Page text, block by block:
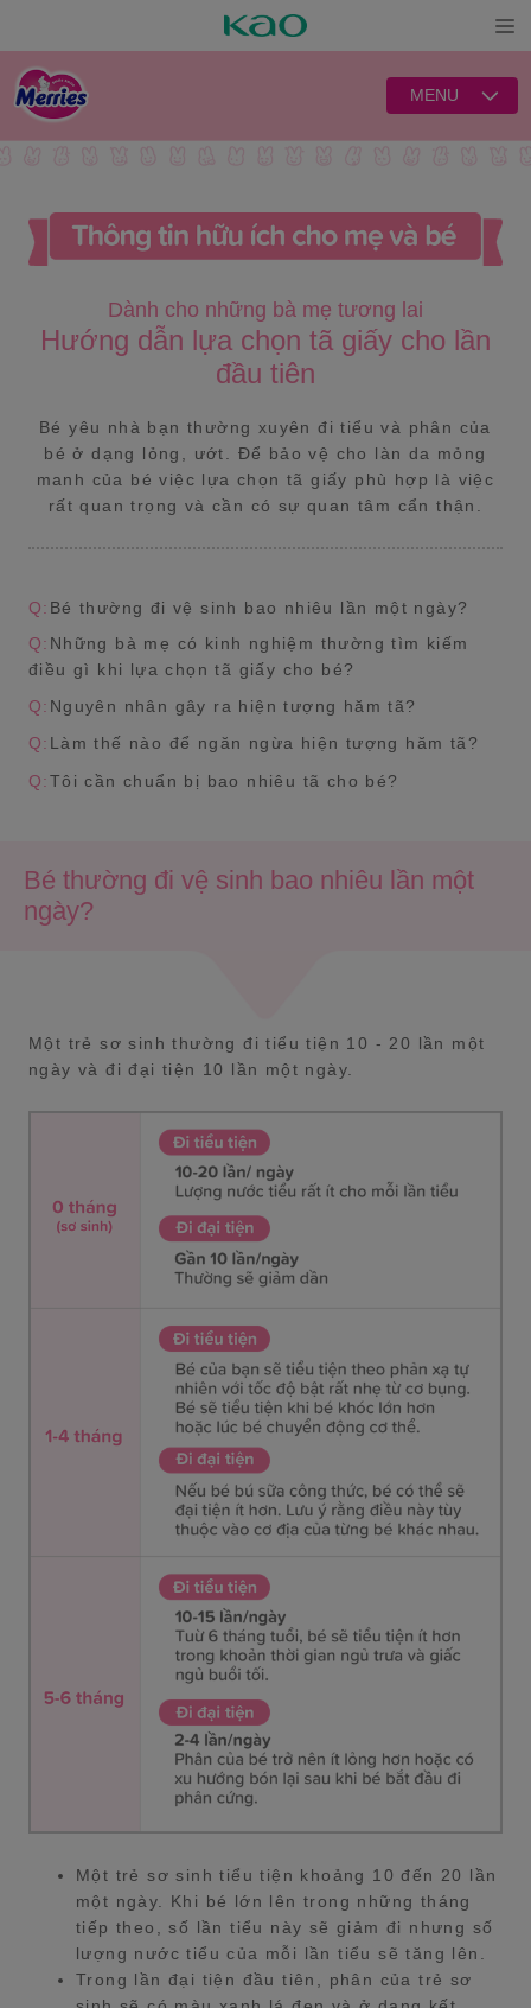
MENU
Dành cho những bà mẹ tương lai
Hướng dẫn lựa chọn tã giấy cho lần
đầu tiên
Bé yêu nhà bạn thường xuyên đi tiểu và phân của
bé ở dạng lỏng, ướt. Để bảo vệ cho làn da mỏng
manh của bé việc lựa chọn tã giấy phù hợp là việc
rất quan trọng và cần có sự quan tâm cẩn thận.
Q: Bé thường đi vệ sinh bao nhiêu lần một ngày?
Q: Những bà mẹ có kinh nghiệm thường tìm kiếm
điều gì khi lựa chọn tã giấy cho bé?
Q: Nguyên nhân gây ra hiện tượng hăm tã?
Q: Làm thế nào để ngăn ngừa hiện tượng hăm tã?
Q:Tôi cần chuẩn bị bao nhiêu tã cho bé?
Bé thường đi vệ sinh bao nhiêu lần một
ngày?
Một trẻ sơ sinh thường đi tiểu tiện 10 - 20 lần một
ngày và đi đại tiện 10 lần một ngày.
Một trẻ sơ sinh tiểu tiện khoảng 10 đến 20 lần
một ngày. Khi bé lớn lên trong những tháng
tiếp theo, số lần tiểu này sẽ giảm đi nhưng số
lượng nước tiểu của mỗi lần tiểu sẽ tăng lên.
Trong lần đại tiện đầu tiên, phân của trẻ sơ